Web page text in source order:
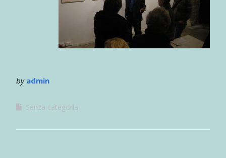
by admin
Senza categoria